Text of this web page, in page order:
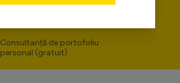
Consultanță de portofoliu
personal (gratuit)